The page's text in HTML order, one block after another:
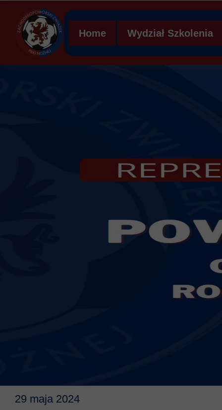
Home Wydział Szkolenia
Regulamin WS ZZPN
29 maja 2024